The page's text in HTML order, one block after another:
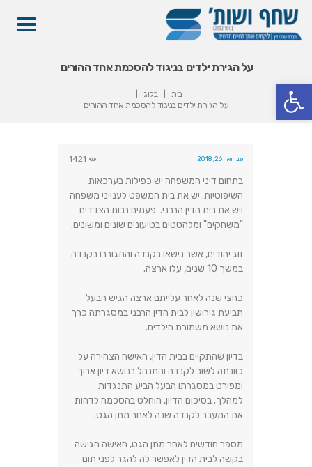
פתח סרגל נגישות
על הגירת ילדים בניגוד להסכמת אחד ההורים
בית
בלוג
על הגירת ילדים בניגוד להסכמת אחד ההורים
פברואר 26, 2018 1421
בתחום דיני המשפחה יש כפילות בערכאות
השיפוטיות. יש את בית המשפט לענייני משפחה
ויש את בית הדין הרבני. פעמים רבות הצדדים
"משחקים" ומלהטטים בטיעונים שונים ומשונים.
זוג יהודים, אשר נישאו בקנדה והתגוררו בקנדה
במשך 10 שנים, עלו ארצה.
כחצי שנה לאחר עלייתם ארצה הגיש הבעל
תביעת גירושין לבית הדין הרבני במסגרתה כרך
את נושא משמורת הילדים.
בדיון שהתקיים בבית הדין, האישה הצהירה על
כוונתה לשוב לקנדה והתנהל בנושא דיון ארוך
ומפורט במסגרתו הבעל הביע התנגדות
למהלך. בסיכום הדיון, הוחלט בהסכמה לדחות
את המעבר לקנדה שנה לאחר מתן הגט.
מספר חודשים לאחר מתן הגט, האישה הגישה
בקשה לבית הדין לאפשר לה להגר לפני תום